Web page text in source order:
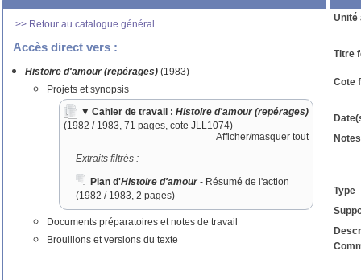
>> Retour au catalogue général
Accès direct vers :
Histoire d'amour (repérages) (1983)
Projets et synopsis
Cahier de travail : Histoire d'amour (repérages)
(1982 / 1983, 71 pages, cote JLL1074)
Afficher/masquer tout
Extraits filtrés :
Plan d'Histoire d'amour- Résumé de l'action
(1982 / 1983, 2 pages)
Documents préparatoires et notes de travail
Brouillons et versions du texte
Unité
Titre
Cote
Type